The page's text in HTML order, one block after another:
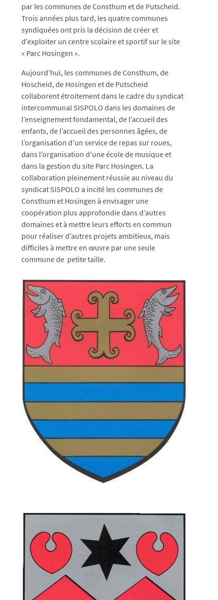
par les communes de Consthum et de Putscheid.
Trois années plus tard, les quatre communes
syndiquées ont pris la décision de créer et
d’exploiter un centre scolaire et sportif sur le site
« Parc Hosingen ».
Aujourd’hui, les communes de Consthum, de
Hoscheid, de Hosingen et de Putscheid
collaborent étroitement dans le cadre du syndicat
intercommunal SISPOLO dans les domaines de
l’enseignement fondamental, de l’accueil des
enfants, de l’accueil des personnes âgées, de
l’organisation d’un service de repas sur roues,
dans l’organisation d’une école de musique et
dans la gestion du site Parc Hosingen. La
collaboration pleinement réussie au niveau du
syndicat SISPOLO a incité les communes de
Consthum et Hosingen à envisager une
coopération plus approfondie dans d’autres
domaines et à mettre leurs efforts en commun
pour réaliser d’autres projets ambitieux, mais
difficiles à mettre en œuvre par une seule
commune de petite taille.